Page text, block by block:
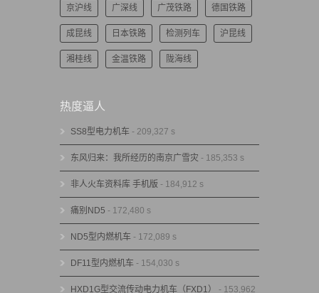
京沪线 广深线 广茂铁路 德国铁路
成昆线 日本铁路 检测列车 沪昆线
湘桂线 金温铁路 陇海线
热度逼人
SS8型电力机车 - 209,327 s
东风归来：我所经历的南京广雪灾 - 185,353 s
非人火车资料库 手机版 - 184,912 s
痛别ND5 - 172,480 s
ND5型内燃机车 - 172,089 s
DF11型内燃机车 - 154,030 s
HXD1G型交流传动电力机车（FXD1） - 153,962